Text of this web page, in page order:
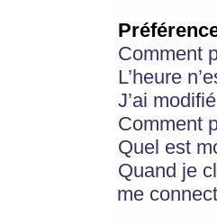
Comment
L’heure
J’ai
Comment
Quel est
Quand je
me